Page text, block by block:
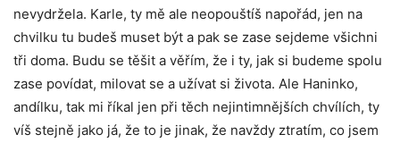
nevydržela. Karle, ty mě ale neopouštíš napořád, jen na
chvilku tu budeš muset být a pak se zase sejdeme všichni
tři doma. Budu se těšit a věřím, že i ty, jak si budeme spolu
zase povídat, milovat se a užívat si života. Ale Haninko,
andílku, tak mi říkal jen při těch nejintimnějších chvílích, ty
víš stejně jako já, že to je jinak, že navždy ztratím, co jsem